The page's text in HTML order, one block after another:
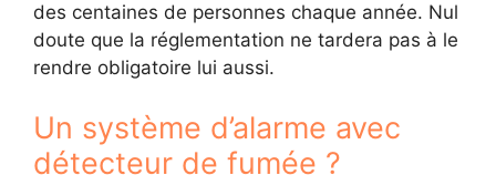
des centaines de personnes chaque année. Nul
doute que la réglementation ne tardera pas à le
rendre obligatoire lui aussi.
Un système d’alarme avec
détecteur de fumée ?